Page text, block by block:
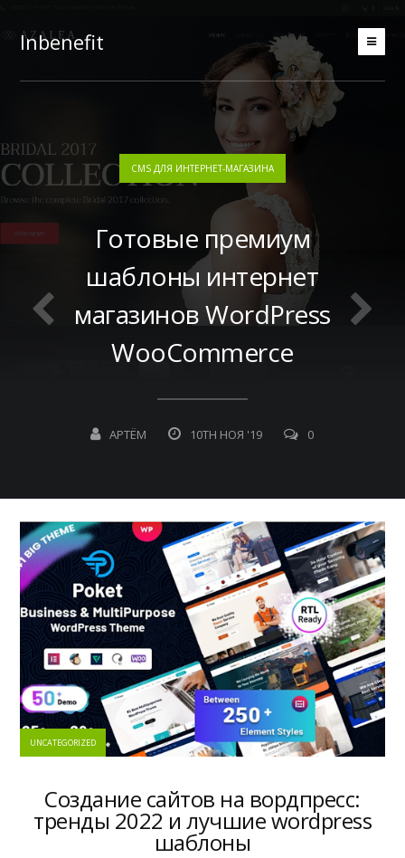
Inbenefit
CMS ДЛЯ ИНТЕРНЕТ-МАГАЗИНА
Готовые премиум
шаблоны интернет
магазинов WordPress
WooCommerce
АРТЁМ 10TH НОЯ '19 0
UNCATEGORIZED
Создание сайтов на вордпресс:
тренды 2022 и лучшие wordpress
шаблоны